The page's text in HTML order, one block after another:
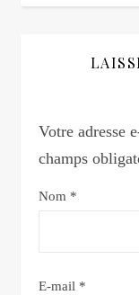
Votre adresse
champs
Nom *
E-mail *